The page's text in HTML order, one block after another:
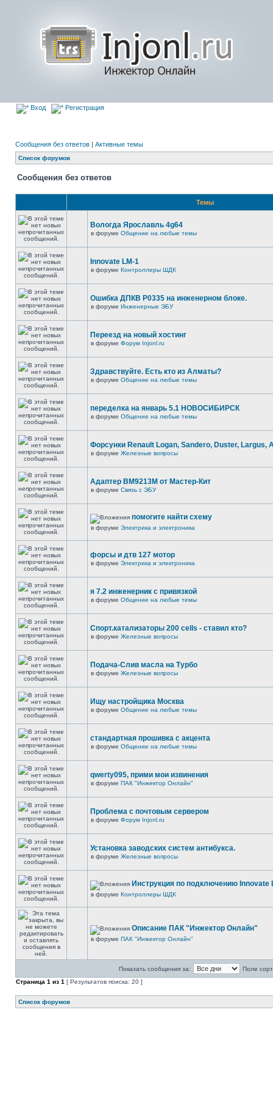
Вход Регистрация
Сообщения без ответов | Активные темы
Список форумов
Сообщения без ответов
Темы
Вологда Ярославль 4g64
в форуме Общение на любые темы
Innovate LM-1
в форуме Контроллеры ШДК
Ошибка ДПКВ Р0335 на инженерном блоке.
в форуме Инженерные ЭБУ
Переезд на новый хостинг
в форуме Форум Injonl.ru
Здравствуйте. Есть кто из Алматы?
в форуме Общение на любые темы
переделка на январь 5.1 НОВОСИБИРСК
в форуме Общение на любые темы
Форсунки Renault Logan, Sandero, Duster, Largus,
в форуме Железные вопросы
Адаптер BM9213M от Мастер-Кит
в форуме Связь с ЭБУ
помогите найти схему
в форуме Электрика и электроника
форсы и дтв 127 мотор
в форуме Электрика и электроника
я 7.2 инженерник с привязкой
в форуме Общение на любые темы
Спорт.катализаторы 200 cells - ставил кто?
в форуме Железные вопросы
Подача-Слив масла на Турбо
в форуме Железные вопросы
Ищу настройщика Москва
в форуме Общение на любые темы
стандартная прошивка с акцента
в форуме Общение на любые темы
qwerty095, прими мои извинения
в форуме ПАК "Инжектор Онлайн"
Проблема с почтовым сервером
в форуме Форум Injonl.ru
Установка заводских систем антибукса.
в форуме Железные вопросы
Инструкция по подключению Innovate
в форуме Контроллеры ШДК
Описание ПАК "Инжектор Онлайн"
в форуме ПАК "Инжектор Онлайн"
Показать сообщения за:
Поле
Страница 1 из 1 [ Результатов поиска: 20 ]
Список форумов